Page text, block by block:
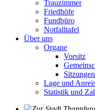
Trauzimmer
Friedhöfe
Fundbüro
Notfalltafel
Über uns
Organe
Vorsitz
Sitzungen
Lage und
Statistik und